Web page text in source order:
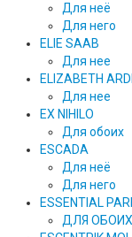
Для неё
Для него
ELIE SAAB
Для нее
ELIZABETH
Для нее
EX NIHILO
Для обоих
ESCADA
Для неё
Для него
ESSENTIAL
ДЛЯ ОБОИХ